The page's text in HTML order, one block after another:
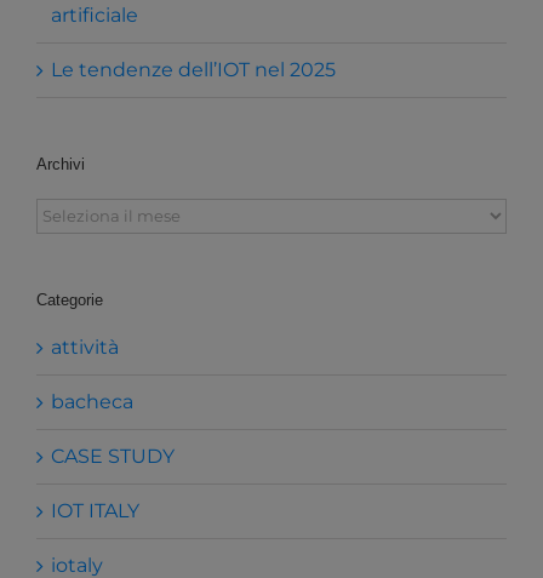
artificiale
Le tendenze dell’IOT nel 2025
Archivi
Archivi
Categorie
attività
bacheca
CASE STUDY
IOT ITALY
iotaly